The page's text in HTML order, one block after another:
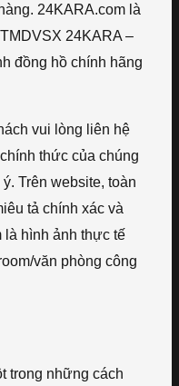
24KARA.com là
24KARA –
đồng hồ chính hãng
vui lòng liên hệ
thức của chúng
Trên website, toàn
tả chính xác và
là hình ảnh thực tế
văn phòng công
trong những cách